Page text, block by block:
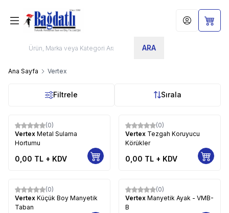
ARA
Hesabım
Ana Sayfa Vertex
Filtrele Sırala
(0)
Vertex Metal Sulama
Hortumu
0,00 TL + KDV
(0)
Vertex Tezgah Koruyucu
Körükler
0,00 TL + KDV
(0)
Vertex Küçük Boy Manyetik
Taban
(0)
Vertex Manyetik Ayak - VMB-
B